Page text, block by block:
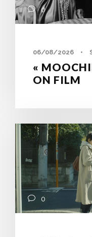
0
06/08/2026 •
«
ON FILM
0